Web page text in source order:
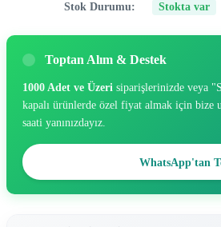
Stok Durumu: Stokta var
Toptan Alım & Destek
1000 Adet ve Üzeri siparişlerinizde veya
kapalı ürünlerde özel fiyat almak için bize
saati yanınızdayız.
WhatsApp'tan